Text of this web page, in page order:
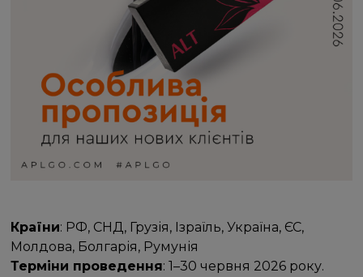
Країни: РФ, СНД, Грузія, Ізраїль, Україна, ЄС,
Молдова, Болгарія, Румунія
Терміни проведення: 1–30 червня 2026 року.